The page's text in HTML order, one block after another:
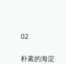
02
朴素的海淀